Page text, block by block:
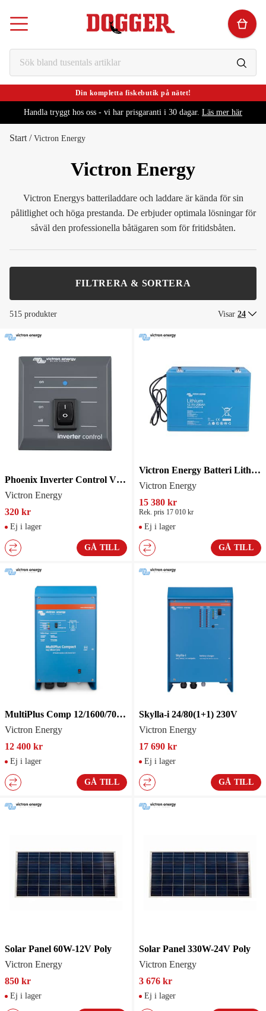
Din kompletta fiskebutik på nätet!
Handla tryggt hos oss - vi har prisgaranti i 30 dagar. Läs mer här
Start / Victron Energy
Victron Energy
Victron Energys batteriladdare och laddare är kända för sin
pålitlighet och höga prestanda. De erbjuder optimala lösningar för
såväl den professionella båtägaren som för fritidsbåten.
FILTRERA & SORTERA
515 produkter Visar 24
Phoenix Inverter Control VE.D
Victron Energy
320 kr
Ej i lager
GÅ TILL
Victron Energy Batteri Lithium Smart 12,8V 200Ah
Victron Energy
15 380 kr
Rek. pris 17 010 kr
Ej i lager
GÅ TILL
MultiPlus Comp 12/1600/70-16
Victron Energy
12 400 kr
Ej i lager
GÅ TILL
Skylla-i 24/80(1+1) 230V
Victron Energy
17 690 kr
Ej i lager
GÅ TILL
Solar Panel 60W-12V Poly
Victron Energy
850 kr
Ej i lager
Solar Panel 330W-24V Poly
Victron Energy
3 676 kr
Ej i lager